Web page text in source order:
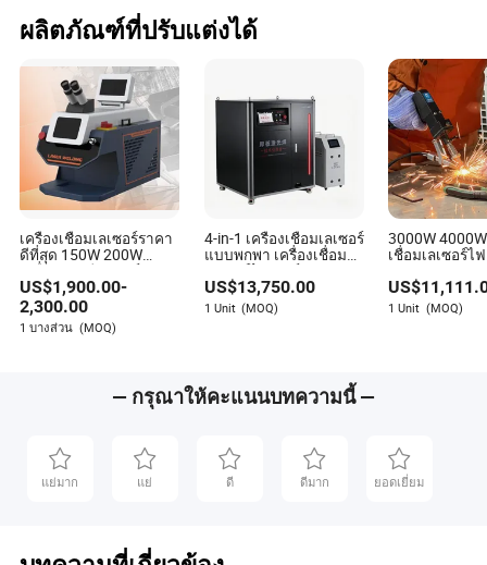
การบัดกรี โลหะผสม
ผลิตภัณฑ์ที่ปรับแต่งได้
เครื่องเชื่อมเลเซอร์ราคา
ดีที่สุด 150W 200W
เครื่องบัดกรีเลเซอร์
สำหรับเครื่องประดับทอง
US$1,900.00-
2,300.00
1 บางส่วน (MOQ)
4-in-1 เครื่องเชื่อมเลเซอร์
แบบพกพา เครื่องเชื่อม
เลเซอร์ไฟเบอร์ระบาย
อากาศสำหรับการเชื่อม
โลหะผสมทองแดงและอลู
มิเนียมพร้อมแผงควบคุม
US$13,750.00
1 Unit (MOQ)
3000W
เชื่อมเลเซอร์ไ
อุตสาหกรรมก
โลหะ
US$
1 Unit (MOQ)
— กรุณาให้คะแนนบทความนี้ —
แย่มาก แย่ ดี ดีมาก ยอดเยี่ยม